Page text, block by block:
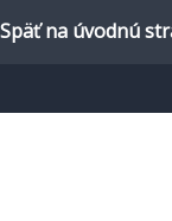
Späť na úvodnú